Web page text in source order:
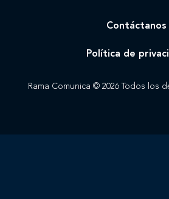
Rama Comunica © 2026 Todos los
Contáctanos
Política de